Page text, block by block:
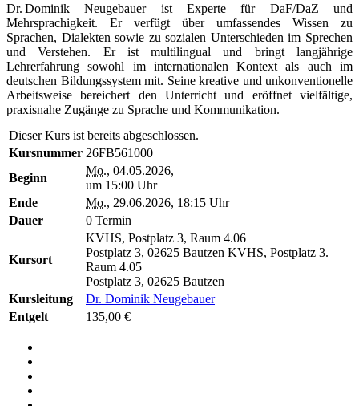
Dr. Dominik Neugebauer ist Experte für DaF/DaZ und
Mehrsprachigkeit. Er verfügt über umfassendes Wissen zu
Sprachen, Dialekten sowie zu sozialen Unterschieden im Sprechen
und Verstehen. Er ist multilingual und bringt langjährige
Lehrerfahrung sowohl im internationalen Kontext als auch im
deutschen Bildungssystem mit. Seine kreative und unkonventionelle
Arbeitsweise bereichert den Unterricht und eröffnet vielfältige,
praxisnahe Zugänge zu Sprache und Kommunikation.
Dieser Kurs ist bereits abgeschlossen.
Kursnummer 26FB561000
Beginn
Mo., 04.05.2026,
um 15:00 Uhr
Ende
Mo., 29.06.2026, 18:15 Uhr
Dauer
0 Termin
Kursort
KVHS, Postplatz 3, Raum 4.06
Postplatz 3, 02625 Bautzen KVHS, Postplatz 3.
Raum 4.05
Postplatz 3, 02625 Bautzen
Kursleitung
Dr. Dominik Neugebauer
Entgelt
135,00 €